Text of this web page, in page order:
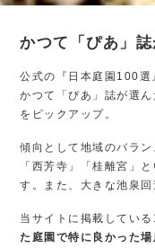
かつて「ぴあ」
公式の『日本庭園100選
かつて「ぴあ」誌が選
をピックアップ。
傾向として地域のバラ
「西芳寺」「桂離宮」
す。また、大きな池泉
当サイトに掲載してい
た庭園で特に良かった